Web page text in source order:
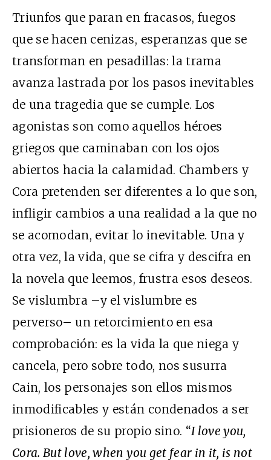
Triunfos que paran en fracasos, fuegos
que se hacen cenizas, esperanzas que se
transforman en pesadillas: la trama
avanza lastrada por los pasos inevitables
de una tragedia que se cumple. Los
agonistas son como aquellos héroes
griegos que caminaban con los ojos
abiertos hacia la calamidad. Chambers y
Cora pretenden ser diferentes a lo que son,
infligir cambios a una realidad a la que no
se acomodan, evitar lo inevitable. Una y
otra vez, la vida, que se cifra y descifra en
la novela que leemos, frustra esos deseos.
Se vislumbra –y el vislumbre es
perverso– un retorcimiento en esa
comprobación: es la vida la que niega y
cancela, pero sobre todo, nos susurra
Cain, los personajes son ellos mismos
inmodificables y están condenados a ser
prisioneros de su propio sino. “I love you,
Cora. But love, when you get fear in it, is not